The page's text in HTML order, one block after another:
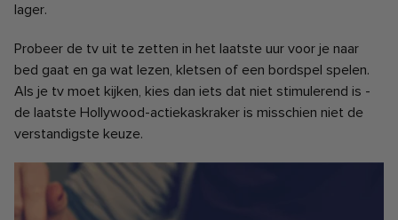
lager.
Probeer de tv uit te zetten in het laatste uur voor je naar
bed gaat en ga wat lezen, kletsen of een bordspel spelen.
Als je tv moet kijken, kies dan iets dat niet stimulerend is -
de laatste Hollywood-actiekaskraker is misschien niet de
verstandigste keuze.